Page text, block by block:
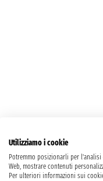
Utilizziamo i cookie
Potremmo posizionarli per
Web, mostrare contenuti
Per ulteriori informazioni sui